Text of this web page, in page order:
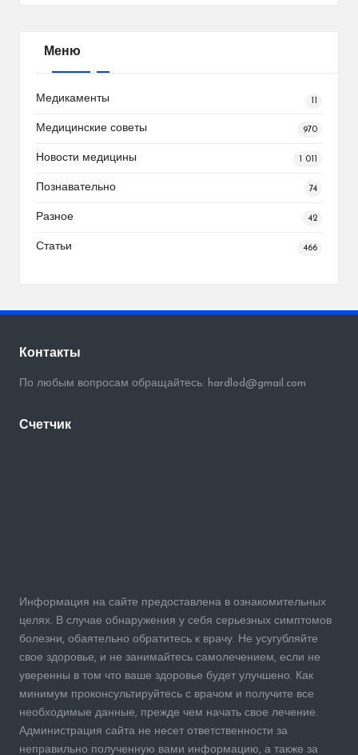
Меню
Медикаменты
Медицинские советы 970
Новости медицины 1 011
Познавательно 74
Разное 42
Статьи 466
Контакты
По любым вопросам обращайтесь: hardlod@gmail.com
Счетчик
Информация на сайте предоставлена в ознакомительных
целях. В случае обнаружения у себя серьезных симптомов
болезни, обаятельно обратитесь к врачу. Не усугубляйте
свое здоровье, и не занимайтесь самолечением, если не
уверенны в том что ваше здоровье будет улучшено. Как
минимум проконсультируйтесь с врачом и получите все
необходимые данные, прежде чем начать свое лечение.
Администрация сайта не несет ответственности за
неправильно полученную вами информацию, а также за